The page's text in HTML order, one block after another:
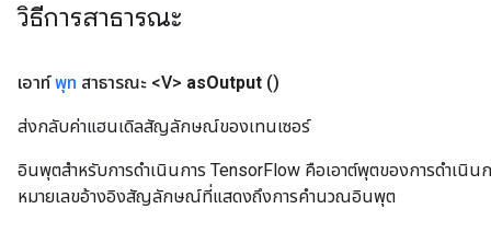
วิธีการสาธารณะ
เอาท์พุท สาธารณะ <V> asOutput ()
ส่งกลับค่าแฮนเดิลสัญลักษณ์ของเทนเซอร์
อินพุตสำหรับการดำเนินการ TensorFlow คือเอาต์พุตของการดำเนิน
หมายเลขอ้างอิงสัญลักษณ์ที่แสดงถึงการคำนวณอินพุต